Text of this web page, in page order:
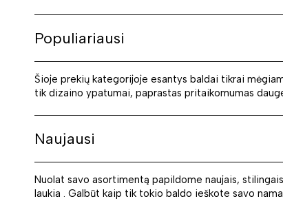
Populiariausi
Šioje prekių kategorijoje esantys baldai tikrai
tik dizaino ypatumai, paprastas pritaikomumas
Naujausi
Nuolat savo asortimentą papildome naujais,
laukia . Galbūt kaip tik tokio baldo ieškote savo